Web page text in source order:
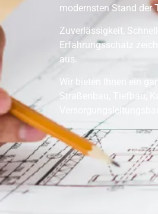
modernsten Stand der
Zuverlässigkeit,
Erfahrungsschatz
aus.
Wir bieten Ihnen ein
Straßenbau, Tiefbau,
Versorgungsleitungsbau.